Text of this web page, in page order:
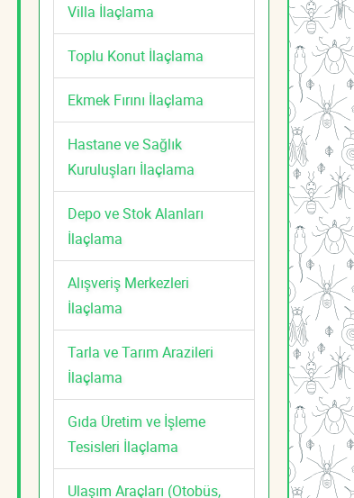
Villa İlaçlama
Toplu Konut İlaçlama
Ekmek Fırını İlaçlama
Hastane ve Sağlık
Kuruluşları İlaçlama
Depo ve Stok Alanları
İlaçlama
Alışveriş Merkezleri
İlaçlama
Tarla ve Tarım Arazileri
İlaçlama
Gıda Üretim ve İşleme
Tesisleri İlaçlama
Ulaşım Araçları (Otobüs,